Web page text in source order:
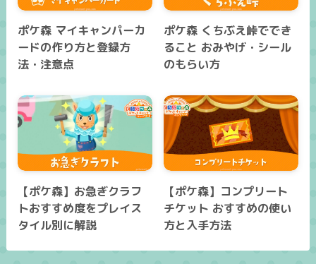
ポケ森 マイキャンパーカ
ードの作り方と登録方
法・注意点
ポケ森 くちぶえ峠ででき
ること おみやげ・シール
のもらい方
【ポケ森】お急ぎクラフ
トおすすめ度をプレイス
タイル別に解説
【ポケ森】コンプリート
チケット おすすめの使い
方と入手方法